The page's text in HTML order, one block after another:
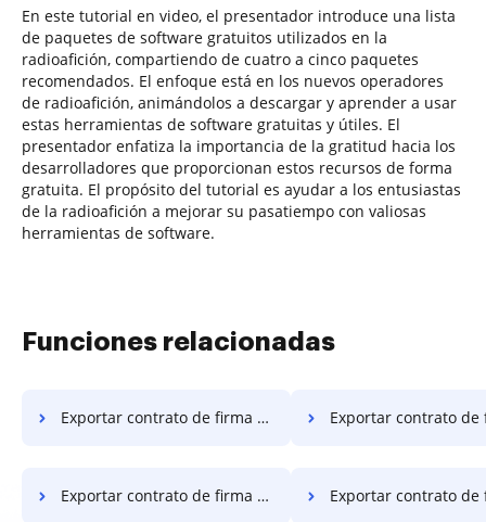
En este tutorial en video, el presentador introduce una lista
de paquetes de software gratuitos utilizados en la
radioafición, compartiendo de cuatro a cinco paquetes
recomendados. El enfoque está en los nuevos operadores
de radioafición, animándolos a descargar y aprender a usar
estas herramientas de software gratuitas y útiles. El
presentador enfatiza la importancia de la gratitud hacia los
desarrolladores que proporcionan estos recursos de forma
gratuita. El propósito del tutorial es ayudar a los entusiastas
de la radioafición a mejorar su pasatiempo con valiosas
herramientas de software.
Funciones relacionadas
Exportar contrato de firma digital en el servidor Exportar contrato de firma digital en
Exportar contrato de firma digital en Google Chrome Exportar contrato de firma digital en